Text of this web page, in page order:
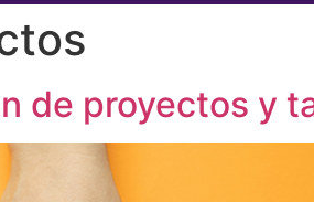
de proyectos y